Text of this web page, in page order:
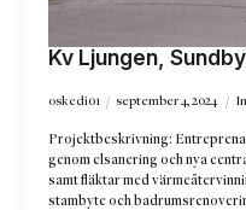
Kv Ljungen,
oskedi01 september 4, 2024
Projektbeskrivning:
genom elsanering och nya
samt fläktar med
stambyte och